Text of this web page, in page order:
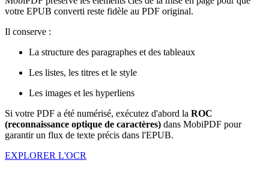
votre EPUB converti reste fidèle au PDF original.
Il conserve :
La structure des paragraphes et des tableaux
Les listes, les titres et le style
Les images et les hyperliens
Si votre PDF a été numérisé, exécutez d'abord la ROC
(reconnaissance optique de caractères) dans MobiPDF pour
garantir un flux de texte précis dans l'EPUB.
EXPLORER L'OCR